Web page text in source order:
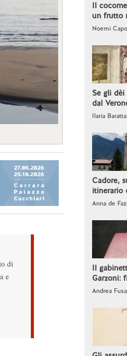
di
e
Il
un frutto
Noemi
Se gli
dal
Ilaria
Cadore,
itinerario
Anna de
Il
Garzoni:
Andrea